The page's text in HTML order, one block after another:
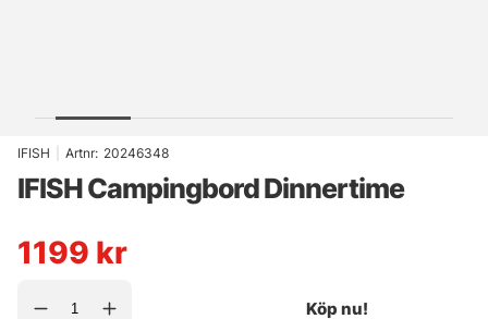
IFISH Artnr: 20246348
IFISH Campingbord Dinnertime
1199 kr
Köp nu!